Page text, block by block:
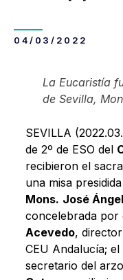
04/03/2022
La Eucaristía
de Sevilla,
SEVILLA
de 2º de ESO del
recibieron el
una misa
Mons. José
concelebrada por
Acevedo,
CEU Andalucía; el
secretario del